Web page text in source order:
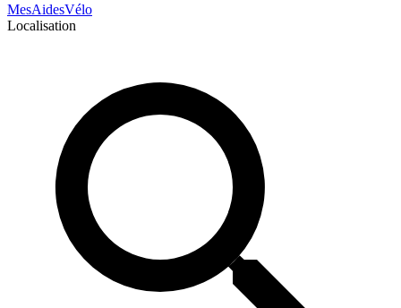
MesAidesVélo
Localisation